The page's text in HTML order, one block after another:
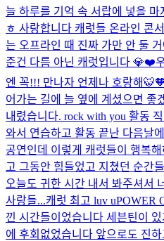
늘 하루를 기억 속 서랍에 넣을 마
ㅎ 사랑합니다 캐럿들 온라인 콘
는 오프라인 때 진짜 가만 안 둘
준건 다름 아닌 캐럿입니다 💎❤️
엔 꼭!!! 만나자 언제나 호랑해🐯🧡
어가는 길에 늘 옆에 계셨으면 좋
내렸습니다. rock with you 활동
와서 연습하고 활동 끝난 다음날
공연인데 이렇게 캐럿들이 행복
고 그동안 힘들었고 지쳤던 순간
오늘도 귀한 시간 내서 봐주셔서
사랑들...캐럿 최고 luv uPOWER
낀 시간들이었습니다 세븐틴이
에 후회없었습니다 앞으로도 진